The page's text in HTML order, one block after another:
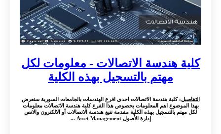
كلية هندسة الاتصالات - معلومات لكل
مهتم بالتسجيل بهذه الكلية
التفاصيل: كلية هندسة الاتصالات احدى افرع الهندسات بالجامعات السورية سنعرض
بهذا الموضوع اهم المعلومات بخصوص هذا الفرع كلية هندسة الاتصالات معلومات
لكل مهتم بالتسجيل بهذه الكلية مقدمة تتبع هندسة الاتصالات أو الالكترون والاتص
إدارة الأصول Asset Management ...